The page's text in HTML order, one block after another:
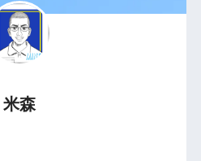
米森